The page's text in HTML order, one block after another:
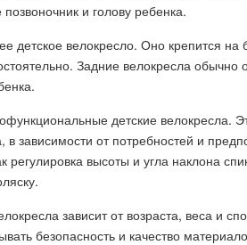
и голову ребенка.
детское велокресло. Оно крепится
Задние велокресла
детские велокресла.
в зависимости от потребностей и
регулировка высоты и угла наклона
зависит от возраста, веса и
безопасность и качество